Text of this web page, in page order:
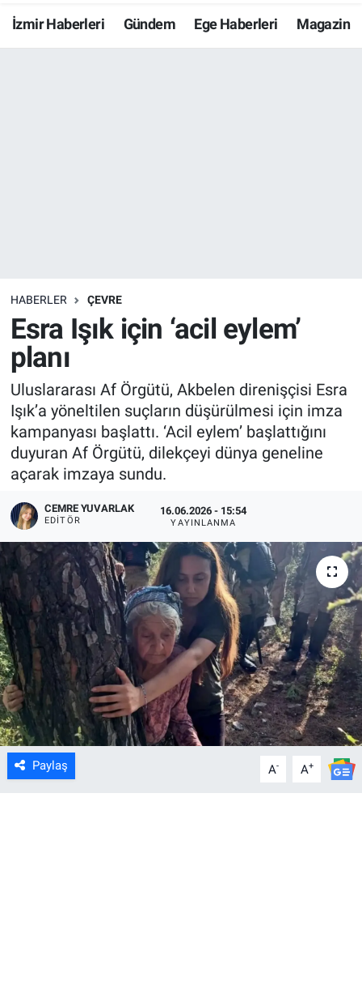
İzmir Haberleri Gündem Ege Haberleri Magazin
HABERLER ÇEVRE
Esra Işık için ‘acil eylem’
planı
Uluslararası Af Örgütü, Akbelen direnişçisi Esra
Işık’a yöneltilen suçların düşürülmesi için imza
kampanyası başlattı. ‘Acil eylem’ başlattığını
duyuran Af Örgütü, dilekçeyi dünya geneline
açarak imzaya sundu.
CEMRE YUVARLAK
EDITÖR
16.06.2026 - 15:54
YAYINLANMA
Paylaş A- A+
Resmi İlanlar